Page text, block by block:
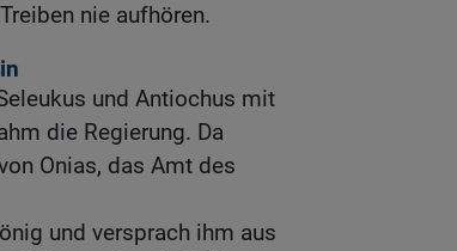
nie aufhören.
und Antiochus mit
die Regierung. Da
Onias, das Amt des
und versprach ihm aus